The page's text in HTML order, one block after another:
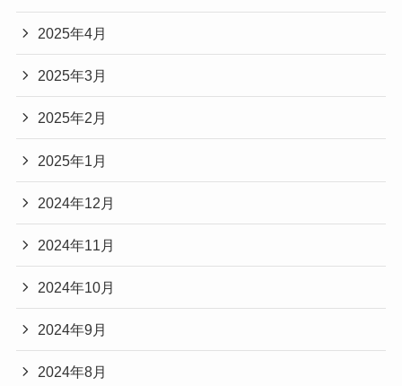
2025年4月
2025年3月
2025年2月
2025年1月
2024年12月
2024年11月
2024年10月
2024年9月
2024年8月